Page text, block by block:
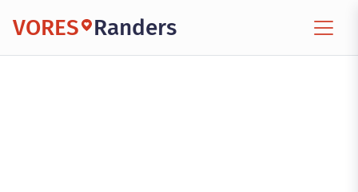
VORES Randers